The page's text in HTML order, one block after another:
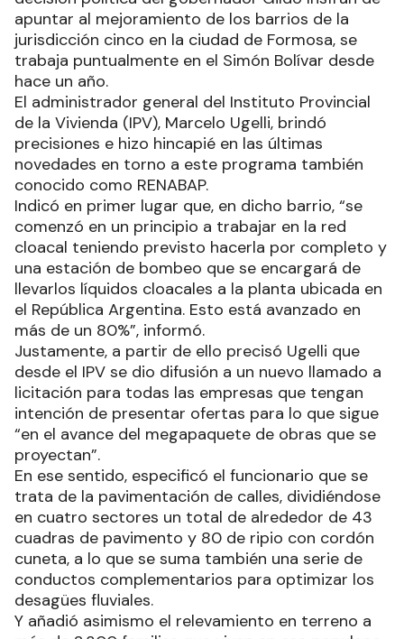
apuntar al mejoramiento de los barrios de la
jurisdicción cinco en la ciudad de Formosa, se
trabaja puntualmente en el Simón Bolívar desde
hace un año.
El administrador general del Instituto Provincial
de la Vivienda (IPV), Marcelo Ugelli, brindó
precisiones e hizo hincapié en las últimas
novedades en torno a este programa también
conocido como RENABAP.
Indicó en primer lugar que, en dicho barrio, “se
comenzó en un principio a trabajar en la red
cloacal teniendo previsto hacerla por completo y
una estación de bombeo que se encargará de
llevarlos líquidos cloacales a la planta ubicada en
el República Argentina. Esto está avanzado en
más de un 80%”, informó.
Justamente, a partir de ello precisó Ugelli que
desde el IPV se dio difusión a un nuevo llamado a
licitación para todas las empresas que tengan
intención de presentar ofertas para lo que sigue
“en el avance del megapaquete de obras que se
proyectan”.
En ese sentido, especificó el funcionario que se
trata de la pavimentación de calles, dividiéndose
en cuatro sectores un total de alrededor de 43
cuadras de pavimento y 80 de ripio con cordón
cuneta, a lo que se suma también una serie de
conductos complementarios para optimizar los
desagües fluviales.
Y añadió asimismo el relevamiento en terreno a